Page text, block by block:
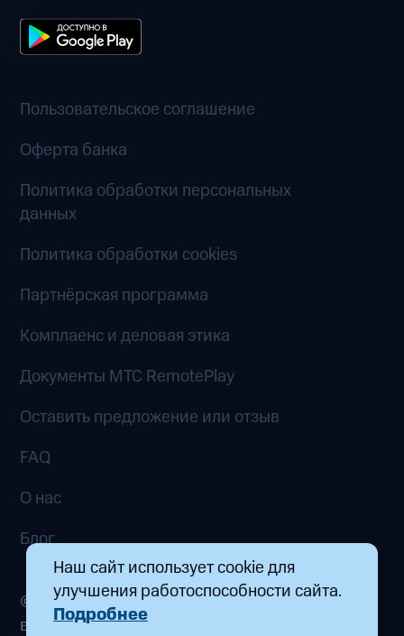
Наш сайт использует cookie для
улучшения работоспособности сайта.
Подробнее
Пользовательское соглашение
Оферта банка
Политика обработки персональных
данных
Политика обработки cookies
Партнёрская программа
Комплаенс и деловая этика
Документы MTC RemotePlay
Оставить предложение или отзыв
FAQ
О нас
Блог
© 2026 ООО «Маркетплейс распределенных
вычислений». Все права защищены